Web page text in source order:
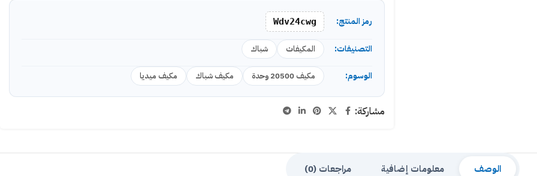
رمز المنتج: Wdv24cwg
التصنيفات: المكيفات شباك
الوسوم: مكيف 20500 وحدة مكيف شباك مكيف ميديا
مشاركة:
الوصف معلومات إضافية مراجعات (0)